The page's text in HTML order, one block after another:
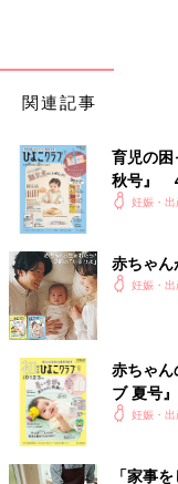
関連記事
育児の
秋号』 4
いっぱい
妊娠・
赤ちゃん
妊娠・
赤ちゃ
ブ 夏号
く！ お
妊娠・
「家事